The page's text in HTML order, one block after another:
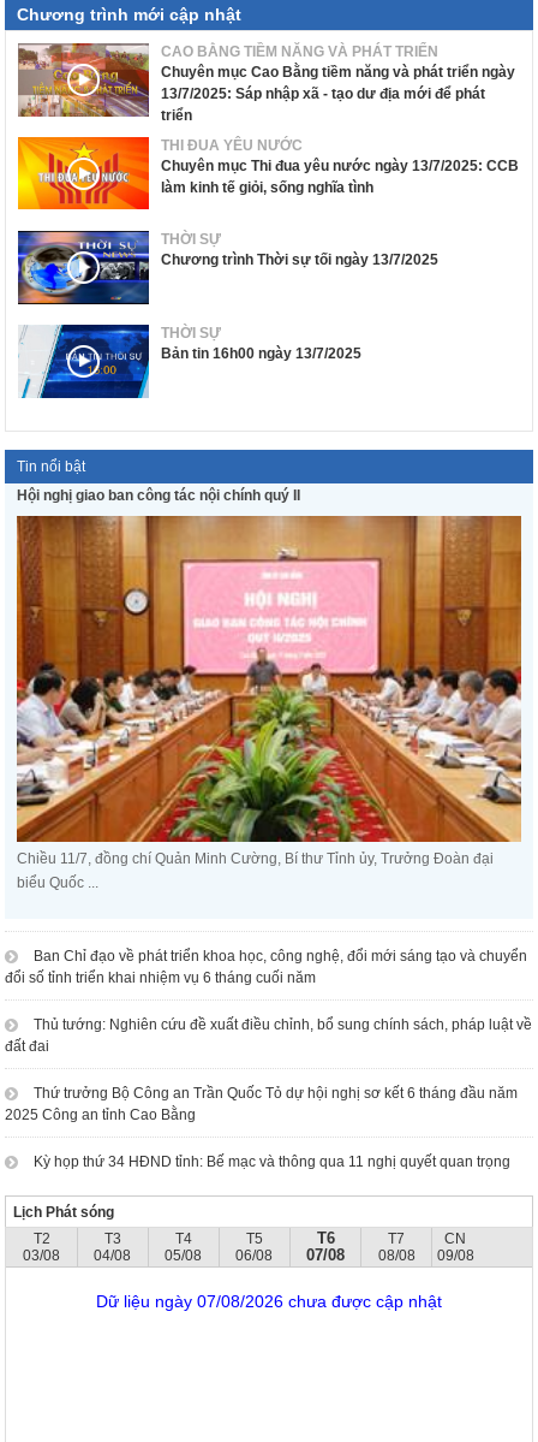
Chương trình mới cập nhật
CAO BẰNG TIỀM NĂNG VÀ PHÁT TRIỂN
Chuyên mục Cao Bằng tiềm năng và phát triển ngày
13/7/2025: Sáp nhập xã - tạo dư địa mới để phát
triển
THI ĐUA YÊU NƯỚC
Chuyên mục Thi đua yêu nước ngày 13/7/2025: CCB
làm kinh tế giỏi, sống nghĩa tình
THỜI SỰ
Chương trình Thời sự tối ngày 13/7/2025
THỜI SỰ
Bản tin 16h00 ngày 13/7/2025
Tin nổi bật
Hội nghị giao ban công tác nội chính quý II
Chiều 11/7, đồng chí Quản Minh Cường, Bí thư Tỉnh ủy, Trưởng Đoàn đại
biểu Quốc ...
Ban Chỉ đạo về phát triển khoa học, công nghệ, đổi mới sáng tạo và chuyển
đổi số tỉnh triển khai nhiệm vụ 6 tháng cuối năm
Thủ tướng: Nghiên cứu đề xuất điều chỉnh, bổ sung chính sách, pháp luật về
đất đai
Thứ trưởng Bộ Công an Trần Quốc Tỏ dự hội nghị sơ kết 6 tháng đầu năm
2025 Công an tỉnh Cao Bằng
Kỳ họp thứ 34 HĐND tỉnh: Bế mạc và thông qua 11 nghị quyết quan trọng
Lịch Phát sóng
T2
03/08
T3
04/08
T4
05/08
T5
06/08
T6
07/08
T7
08/08
CN
09/08
Dữ liệu ngày 07/08/2026 chưa được cập nhật